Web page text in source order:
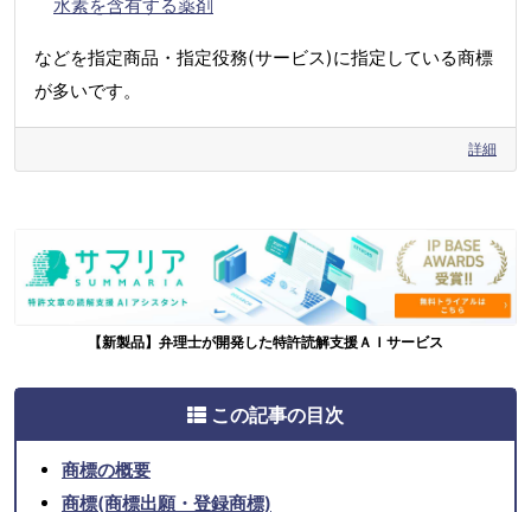
水素を含有する薬剤
などを指定商品・指定役務(サービス)に指定している商標
が多いです。
詳細
【新製品】弁理士が開発した特許読解支援ＡＩサービス
この記事の目次
商標の概要
商標(商標出願・登録商標)